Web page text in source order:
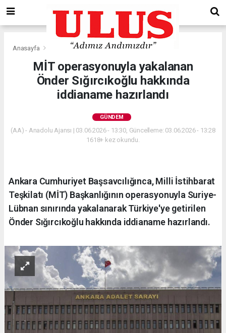
Anasayfa Gündem
MİT operasyonuyla yakalanan
Önder Sığırcıkoğlu hakkında
iddianame hazırlandı
GÜNDEM
(AA) - Anadolu Ajansı | 03.06.2026 - 13:30, Güncelleme: 03.06.2026 - 13:28
1618+ kez okundu.
Ankara Cumhuriyet Başsavcılığınca, Milli İstihbarat
Teşkilatı (MİT) Başkanlığının operasyonuyla Suriye-
Lübnan sınırında yakalanarak Türkiye'ye getirilen
Önder Sığırcıkoğlu hakkında iddianame hazırlandı.